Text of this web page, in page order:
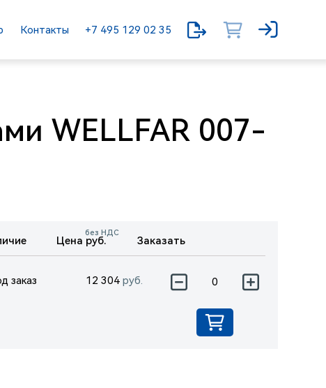
Контакты +7 495 129 02 35
WELLFAR 007-
Цена руб.
без НДС
Заказать
заказ 12 304 руб.